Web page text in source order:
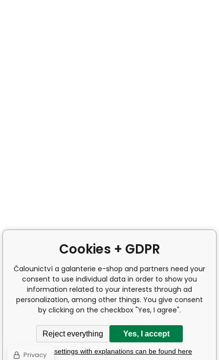
Cookies + GDPR
Čalounictví a galanterie e-shop and partners need your
consent to use individual data in order to show you
information related to your interests through ad
personalization, among other things. You give consent
by clicking on the checkbox "Yes, I agree".
Reject everything Yes, I accept
Detailed settings with explanations can be found here
Privacy